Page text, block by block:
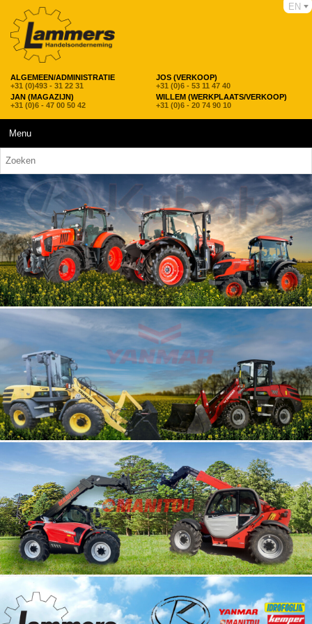
ALGEMEEN/ADMINISTRATIE
+31 (0)493 - 31 22 31
JOS (VERKOOP)
+31 (0)6 - 53 11 47 40
JAN (MAGAZIJN)
+31 (0)6 - 47 00 50 42
WILLEM (WERKPLAATS/VERKOOP)
+31 (0)6 - 20 74 90 10
EN
Menu